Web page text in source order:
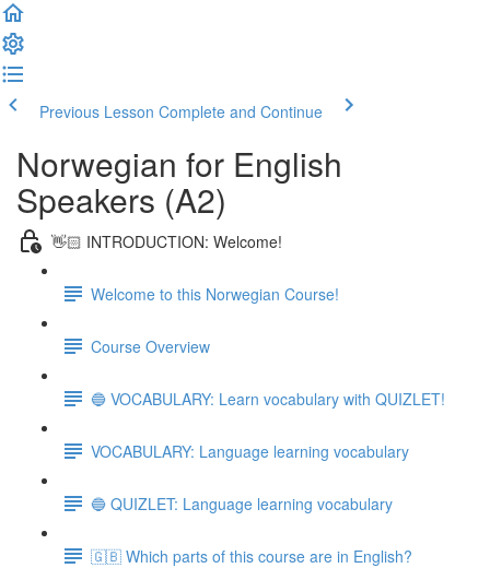
Previous Lesson Complete and Continue
Norwegian for English
Speakers (A2)
👋🏻 INTRODUCTION: Welcome!
Welcome to this Norwegian Course!
Course Overview
🔵 VOCABULARY: Learn vocabulary with QUIZLET!
VOCABULARY: Language learning vocabulary
🔵 QUIZLET: Language learning vocabulary
🇬🇧 Which parts of this course are in English?